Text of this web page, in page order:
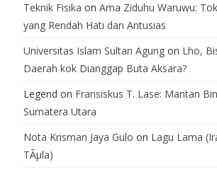
Teknik Fisika on Ama Ziduhu Waruwu:
yang Rendah Hati dan Antusias
Universitas Islam Sultan Agung on Lho,
Daerah kok Dianggap Buta Aksara?
Legend on Fransiskus T. Lase: Mantan
Sumatera Utara
Nota Krisman Jaya Gulo on Lagu Lama
TÃµla)